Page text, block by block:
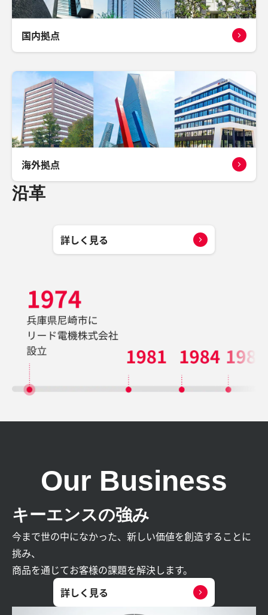
国内拠点
海外拠点
沿革
詳しく見る
Our Business
キーエンスの強み
今まで世の中になかった、新しい価値を創造することに
挑み、
商品を通じてお客様の課題を解決します。
詳しく見る